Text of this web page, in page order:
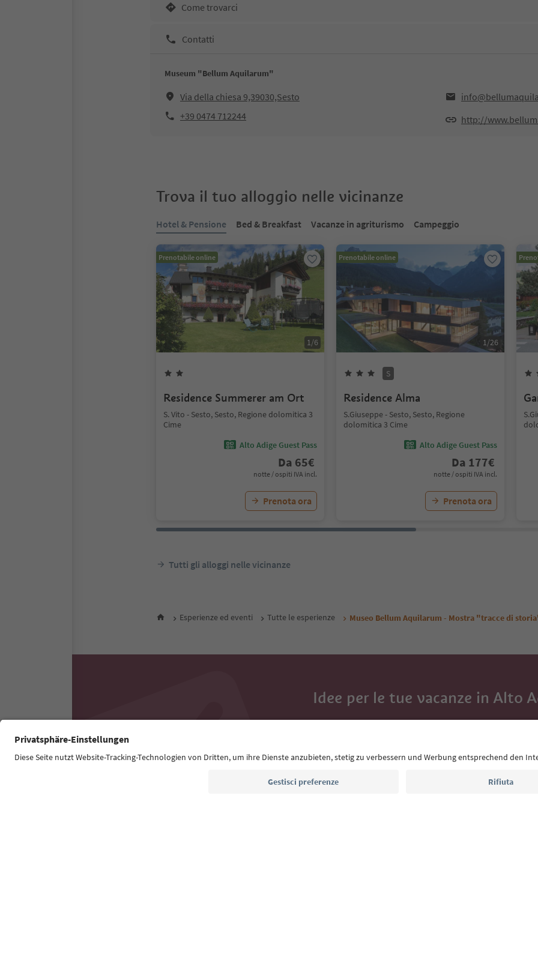
Come trovarci
Contatti
Museum "Bellum Aquilarum"
Via della chiesa 9,39030,Sesto
+39 0474 712244
http://
Trova il tuo alloggio nelle vicinanze
Hotel & Pensione Bed & Breakfast Vacanze in agriturismo Campeggio
Prenotabile online
1/6
Residence Summerer am Ort
S. Vito - Sesto, Sesto, Regione dolomitica 3
Cime
Alto Adige Guest Pass
Da 65€
notte / ospiti IVA incl.
Prenota ora
Prenotabile online
1/26
S
Residence Alma
S.Giuseppe - Sesto, Sesto, Regione
dolomitica 3 Cime
Alto Adige Guest Pass
Da 177€
notte / ospiti IVA incl.
Prenota ora
Tutti gli alloggi nelle vicinanze
Esperienze ed eventi Tutte le esperienze Museo Bellum Aquilarum - Mostra "tracce di
Idee per le tue vacanze in Alto
Con la newsletter dell’Alto Adige ricevi consigli per
Indirizzo e-mail*